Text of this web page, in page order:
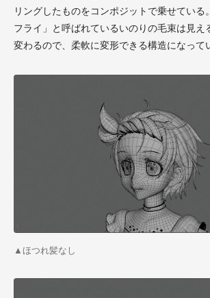
リングしたものをコンポジットで乗せている
フライ」と呼ばれているいのりの毛束は見え
変わるので、柔軟に変形できる構造になって
▲ほつれ髪なし